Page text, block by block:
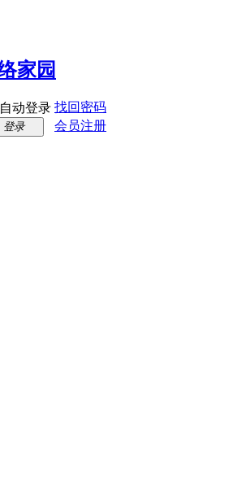
自动登录 找回密码
登录
会员注册